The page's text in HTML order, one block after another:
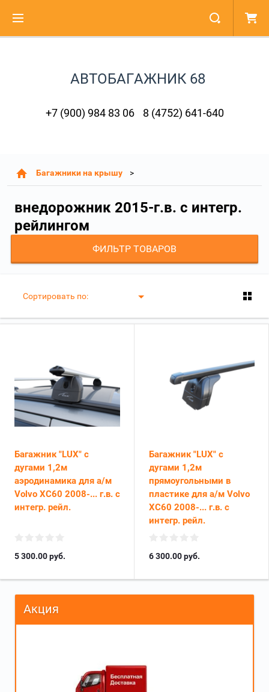
АВТОБАГАЖНИК 68
+7 (900) 984 83 06 8 (4752) 641-640
Багажники на крышу
внедорожник 2015-г.в. с интегр.
рейлингом
ФИЛЬТР ТОВАРОВ
Сортировать по:
Багажник "LUX" с
дугами 1,2м
аэродинамика для а/м
Volvo XC60 2008-... г.в. с
интегр. рейл.
5 300.00руб.
Багажник "LUX" с
дугами 1,2м
прямоугольными в
пластике для а/м Volvo
XC60 2008-... г.в. с
интегр. рейл.
6 300.00руб.
Акция